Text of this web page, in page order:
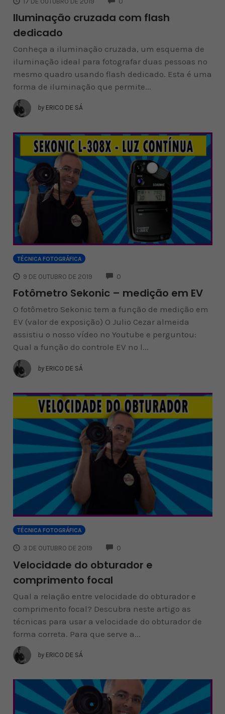
Iluminação cruzada com flash
dedicado
Conheça a iluminação cruzada, um esquema de
iluminação ideal para fotografar duas pessoas no
mesmo quadro usando flash dedicado. Esta é uma
forma de iluminação que permite...
by ERICO DE SÁ
TÉCNICA FOTOGRÁFICA
9 DE OUTUBRO DE 2019 0
Fotômetro Sekonic – medição em EV
O fotômetro Sekonic tem a função de medição em
EV (valor de exposição) O Julio Cezar almeida
assistiu o nosso vídeo no Youtube e perguntou:
Qual a função do controle EV no l...
by ERICO DE SÁ
TÉCNICA FOTOGRÁFICA
3 DE OUTUBRO DE 2019 0
Velocidade do obturador e
comprimento focal
Qual a relação entre velocidade do obturador e
comprimento focal? Descubra neste artigo as
técnicas para usar a velocidade do obturador de
forma correta. Para que serve a...
by ERICO DE SÁ